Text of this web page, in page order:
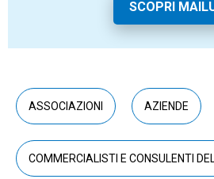
SCOPRI
ASSOCIAZIONI AZIENDE
COMMERCIALISTI E CONSULENTI